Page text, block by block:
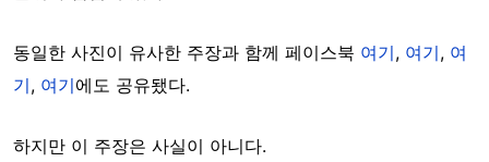
동일한 사진이 유사한 주장과 함께 페이스북 여기, 여기, 여
기, 여기에도 공유됐다.
하지만 이 주장은 사실이 아니다.